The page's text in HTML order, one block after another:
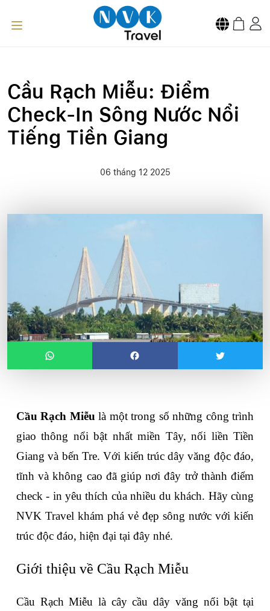
Cầu Rạch Miễu: Điểm
Check-In Sông Nước Nổi
Tiếng Tiền Giang
06 tháng 12 2025
Cầu Rạch Miễu là một trong số những công trình
giao thông nổi bật nhất miền Tây, nối liền Tiền
Giang và bến Tre. Với kiến trúc dây văng độc đáo,
tĩnh và không cao đã giúp nơi đây trở thành điểm
check - in yêu thích của nhiều du khách. Hãy cùng
NVK Travel khám phá vẻ đẹp sông nước với kiến
trúc độc đáo, hiện đại tại đây nhé.
Giới thiệu về Cầu Rạch Miễu
Cầu Rạch Miễu là cây cầu dây văng nổi bật tại